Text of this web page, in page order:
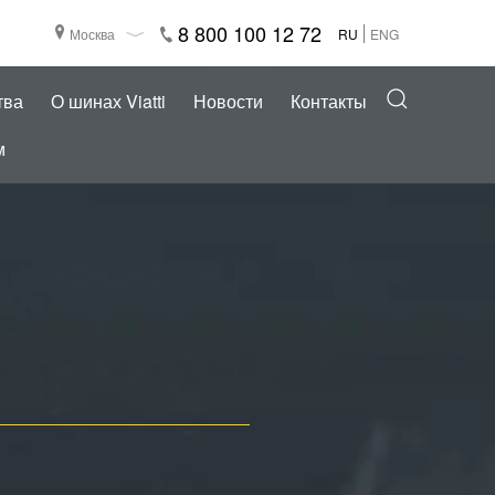
Москва 8 800 100 12 72 RU ENG
О шинах Viatti Новости
Контакты